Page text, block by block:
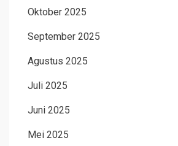
Oktober 2025
September 2025
Agustus 2025
Juli 2025
Juni 2025
Mei 2025